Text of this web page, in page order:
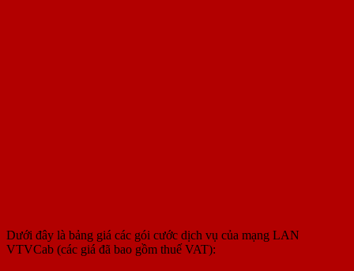
Dưới đây là bảng giá các gói cước dịch vụ của mạng LAN
VTVCab (các giá đã bao gồm thuế VAT):